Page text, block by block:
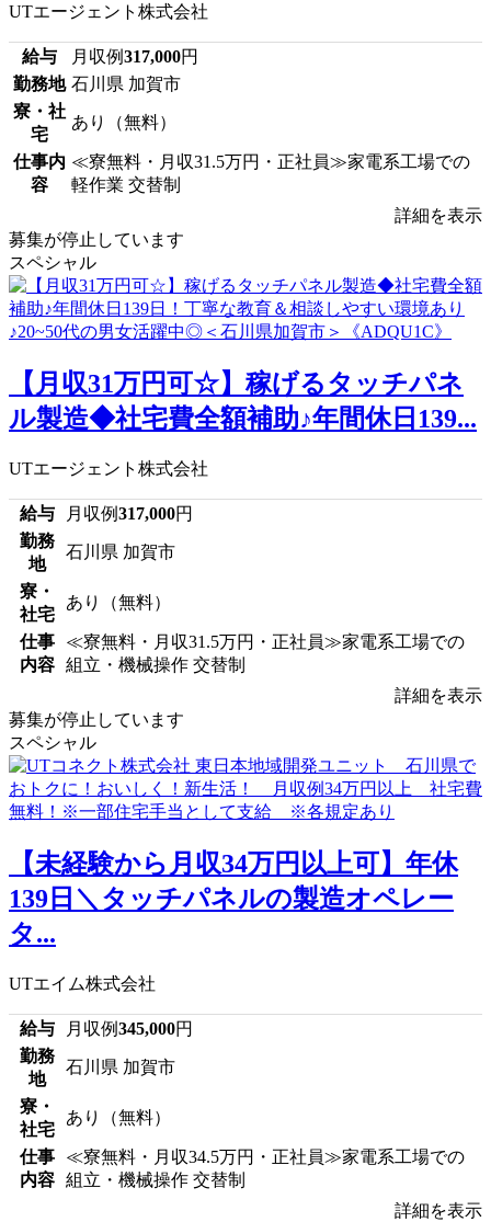
UTエージェント株式会社
給与 月収例317,000円
勤務地 石川県 加賀市
寮・社
宅
あり（無料）
仕事内
容
≪寮無料・月収31.5万円・正社員≫家電系工場での
軽作業 交替制
詳細を表示
募集が停止しています
スペシャル
【月収31万円可☆】稼げるタッチパネ
ル製造◆社宅費全額補助♪年間休日139...
UTエージェント株式会社
給与 月収例317,000円
勤務
地
石川県 加賀市
寮・
社宅
あり（無料）
仕事
内容
≪寮無料・月収31.5万円・正社員≫家電系工場での
組立・機械操作 交替制
詳細を表示
募集が停止しています
スペシャル
【未経験から月収34万円以上可】年休
139日＼タッチパネルの製造オペレー
タ...
UTエイム株式会社
給与 月収例345,000円
勤務
地
石川県 加賀市
寮・
社宅
あり（無料）
仕事
内容
≪寮無料・月収34.5万円・正社員≫家電系工場での
組立・機械操作 交替制
詳細を表示